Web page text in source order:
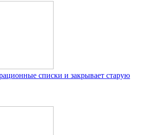
списки и закрывает старую